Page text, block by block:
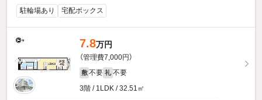
駐輪場あり 宅配ボックス
7.8万円
（管理費7,000円）
敷 不要 礼 不要
3階 / 1LDK / 32.51㎡